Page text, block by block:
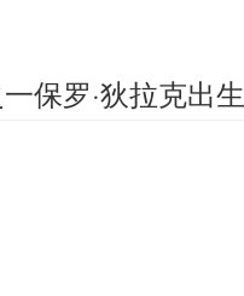
保罗·狄拉克出生